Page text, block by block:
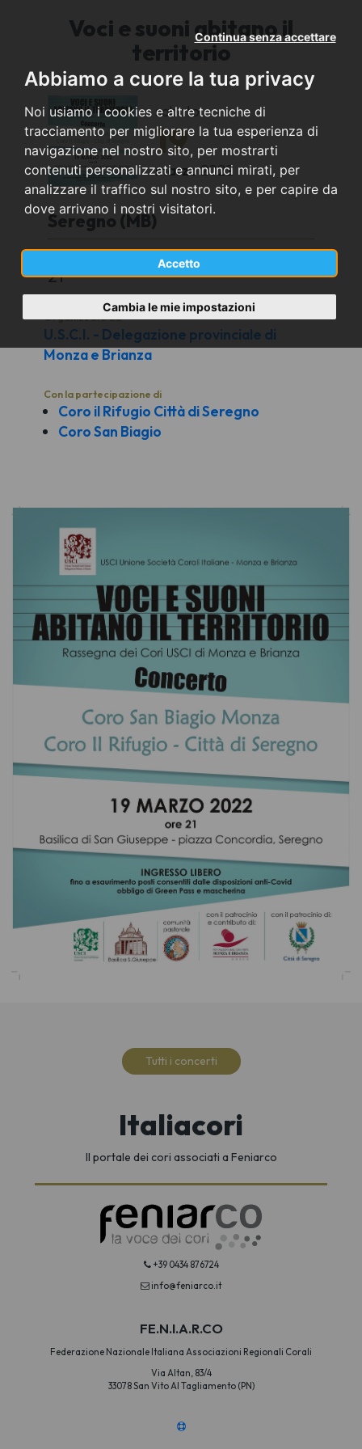
Abbiamo a cuore la tua privacy
Noi usiamo i cookies e altre tecniche di
tracciamento per migliorare la tua esperienza di
navigazione nel nostro sito, per mostrarti
contenuti personalizzati e annunci mirati, per
analizzare il traffico sul nostro sito, e per capire da
dove arrivano i nostri visitatori.
Accetto
Continua senza accettare
Cambia le mie impostazioni
Voci e suoni abitano il
territorio
sabato
19
marzo2022
Seregno (MB)
Basilica San Giuseppe, piazza Concordia
21
Organizzato da
U.S.C.I. - Delegazione provinciale di
Monza e Brianza
Con la partecipazione di
Coro il Rifugio Città di Seregno
Coro San Biagio
Tutti i concerti
Italiacori
Il portale dei cori associati a Feniarco
+39 0434 876724
info@feniarco.it
FE.N.I.A.R.CO
Federazione Nazionale Italiana Associazioni Regionali Corali
Via Altan, 83/4
33078 San Vito Al Tagliamento (PN)